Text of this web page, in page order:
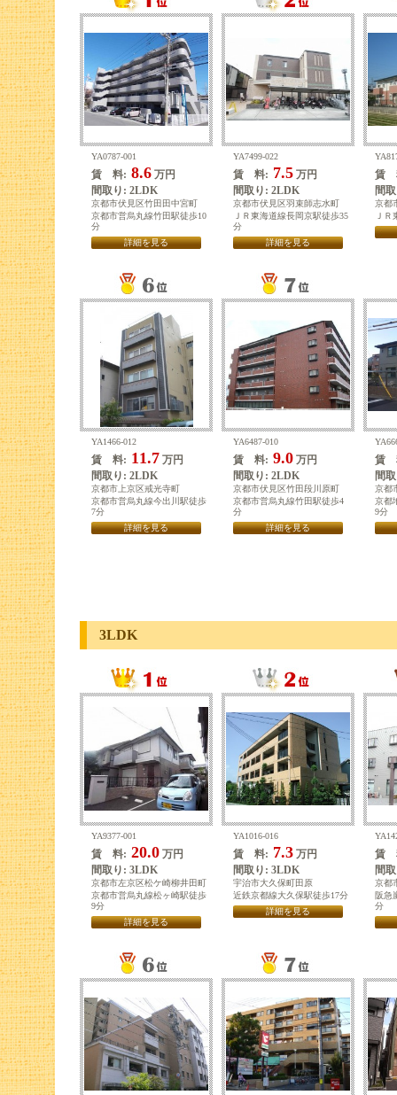
YA0787-001
賃 料: 8.6 万円
間取り: 2LDK
京都市伏見区竹田田中宮町
京都市営烏丸線竹田駅徒歩10
分
詳細を見る
YA7499-022
賃 料: 7.5 万円
間取り: 2LDK
京都市伏見区羽束師志水町
ＪＲ東海道線長岡京駅徒歩35
分
詳細を見る
賃
間
京都
Ｊ
YA1466-012
賃 料: 11.7 万円
間取り: 2LDK
京都市上京区戒光寺町
京都市営烏丸線今出川駅徒歩
7分
詳細を見る
YA6487-010
賃 料: 9.0 万円
間取り: 2LDK
京都市伏見区竹田段川原町
京都市営烏丸線竹田駅徒歩4
分
詳細を見る
賃
間
京都
京都
9分
3LDK
YA9377-001
賃 料: 20.0 万円
間取り: 3LDK
京都市左京区松ケ崎柳井田町
京都市営烏丸線松ヶ崎駅徒歩
9分
詳細を見る
YA1016-016
賃 料: 7.3 万円
間取り: 3LDK
宇治市大久保町田原
近鉄京都線大久保駅徒歩17分
詳細を見る
賃
間
京都
阪急
分